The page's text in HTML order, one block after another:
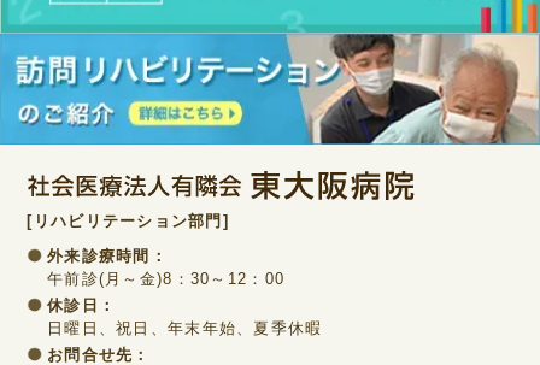
[リハビリテーション部門]
外来診療時間：
午前診(月～金)8：30～12：00
休診日：
日曜日、祝日、年末年始、夏季休暇
お問合せ先：